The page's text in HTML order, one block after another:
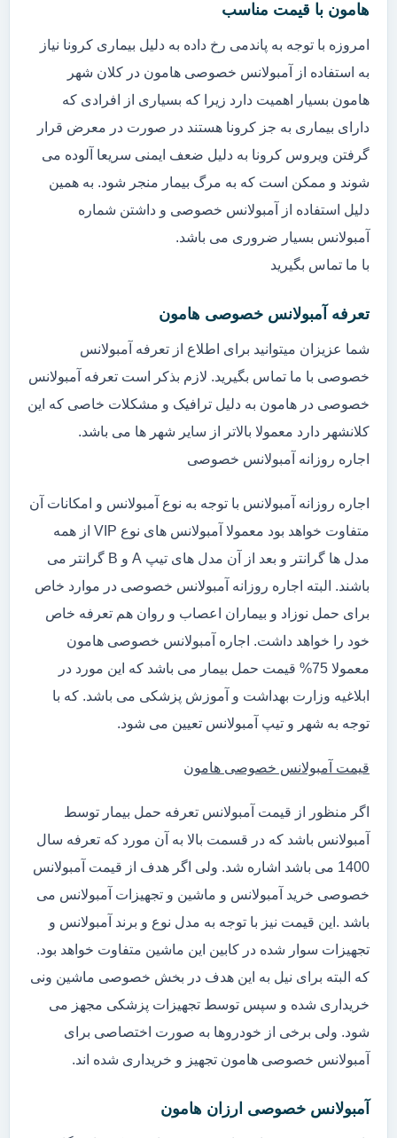
هامون با قیمت مناسب
امروزه با توجه به پاندمی رخ داده به دلیل بیماری کرونا نیاز
به استفاده از آمبولانس خصوصی هامون در کلان شهر
هامون بسیار اهمیت دارد زیرا که بسیاری از افرادی که
دارای بیماری به جز کرونا هستند در صورت در معرض قرار
گرفتن ویروس کرونا به دلیل ضعف ایمنی سریعا آلوده می
شوند و ممکن است که به مرگ بیمار منجر شود. به همین
دلیل استفاده از آمبولانس خصوصی و داشتن شماره
آمبولانس بسیار ضروری می باشد.
با ما تماس بگیرید
تعرفه آمبولانس خصوصی هامون
شما عزیزان میتوانید برای اطلاع از تعرفه آمبولانس
خصوصی با ما تماس بگیرید. لازم بذکر است تعرفه آمبولانس
خصوصی در هامون به دلیل ترافیک و مشکلات خاصی که این
کلانشهر دارد معمولا بالاتر از سایر شهر ها می باشد.
اجاره روزانه آمبولانس خصوصی
اجاره روزانه آمبولانس با توجه به نوع آمبولانس و امکانات آن
متفاوت خواهد بود معمولا آمبولانس های نوع VIP از همه
مدل ها گرانتر و بعد از آن مدل های تیپ A و B گرانتر می
باشند. البته اجاره روزانه آمبولانس خصوصی در موارد خاص
برای حمل نوزاد و بیماران اعصاب و روان هم تعرفه خاص
خود را خواهد داشت. اجاره آمبولانس خصوصی هامون
معمولا 75% قیمت حمل بیمار می باشد که این مورد در
ابلاغیه وزارت بهداشت و آموزش پزشکی می باشد. که با
توجه به شهر و تیپ آمبولانس تعیین می شود.
قیمت آمبولانس خصوصی هامون
اگر منظور از قیمت آمبولانس تعرفه حمل بیمار توسط
آمبولانس باشد که در قسمت بالا به آن مورد که تعرفه سال
1400 می باشد اشاره شد. ولی اگر هدف از قیمت آمبولانس
خصوصی خرید آمبولانس و ماشین و تجهیزات آمبولانس می
باشد .این قیمت نیز با توجه به مدل نوع و برند آمبولانس و
تجهیزات سوار شده در کابین این ماشین متفاوت خواهد بود.
که البته برای نیل به این هدف در بخش خصوصی ماشین ونی
خریداری شده و سپس توسط تجهیزات پزشکی مجهز می
شود. ولی برخی از خودروها به صورت اختصاصی برای
آمبولانس خصوصی هامون تجهیز و خریداری شده اند.
آمبولانس خصوصی ارزان هامون